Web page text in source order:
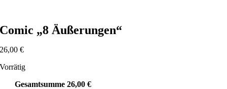
Comic „8 Äußerungen“
26,00€
Vorrätig
Gesamtsumme 26,00€